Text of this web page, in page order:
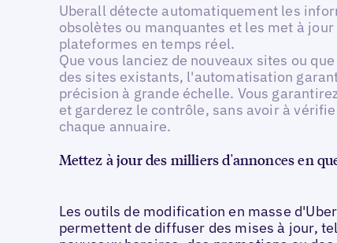
Uberall détecte automatiquement les
obsolètes ou manquantes et les met à
plateformes en temps réel.
Que vous lanciez de nouveaux sites ou
des sites existants, l'automatisation
précision à grande échelle. Vous
et garderez le contrôle, sans avoir à
chaque annuaire.
Mettez à jour des milliers d'annonces en
Les outils de modification en masse
permettent de diffuser des mises à jour,